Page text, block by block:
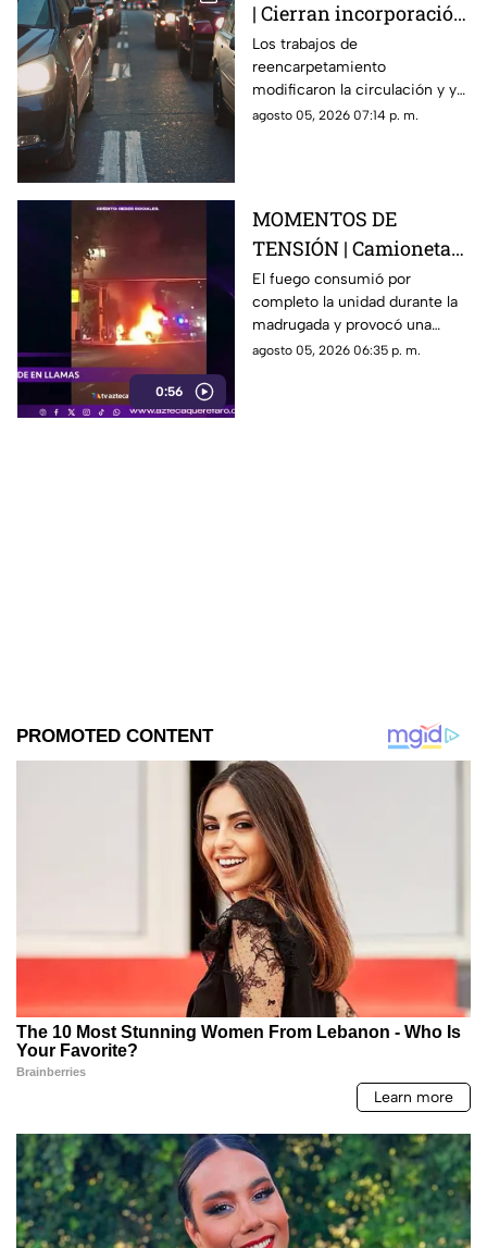
| Cierran incorporación
hacia la carretera 57;
esta es la zona afectada
Los trabajos de
reencarpetamiento
modificaron la circulación y ya
generan carga vehicular en el
agosto 05, 2026 07:14 p. m.
0:56
MOMENTOS DE
TENSIÓN | Camioneta
termina calcinada
sobre avenida
Constituyentes; así se
vivió el momento
El fuego consumió por
completo la unidad durante la
madrugada y provocó una
intensa movilización en una de
agosto 05, 2026 06:35 p. m.